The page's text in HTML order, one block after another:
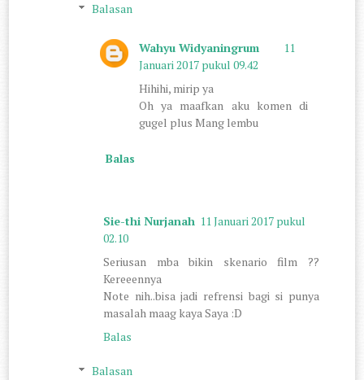
Balasan
Wahyu Widyaningrum
11
Januari 2017 pukul 09.42
Hihihi, mirip ya
Oh ya maafkan aku komen di
gugel plus Mang lembu
Balas
Sie-thi Nurjanah 11 Januari 2017 pukul
02.10
Seriusan mba bikin skenario film ??
Kereeennya
Note nih..bisa jadi refrensi bagi si punya
masalah maag kaya Saya :D
Balas
Balasan